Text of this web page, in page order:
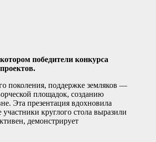
победители конкурса
поколения, поддержке земляков —
площадок, созданию
Эта презентация вдохновила
круглого стола выразили
демонстрирует